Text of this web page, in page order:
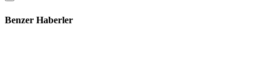
Benzer Haberler